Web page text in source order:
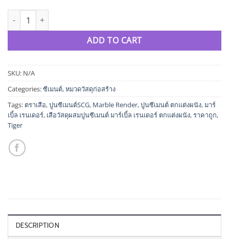
เสือวัสดุผสมปูนซีเมนต์ มาร์เบิ้ล เรนเดอร์ ตกแต่งผนัง quantity
ADD TO CART
SKU: N/A
Categories:ซีเมนต์,หมวดวัสดุก่อสร้าง
Tags: ตราเสือ,ปูนซีเมนต์SCG, Marble Render,ปูนซีเมนต์ ตกแต่งผนัง,มาร์
เบิ้ล เรนเดอร์, เสือวัสดุผสมปูนซีเมนต์ มาร์เบิ้ล เรนเดอร์ ตกแต่งผนัง,ราคาถูก,
Tiger
DESCRIPTION